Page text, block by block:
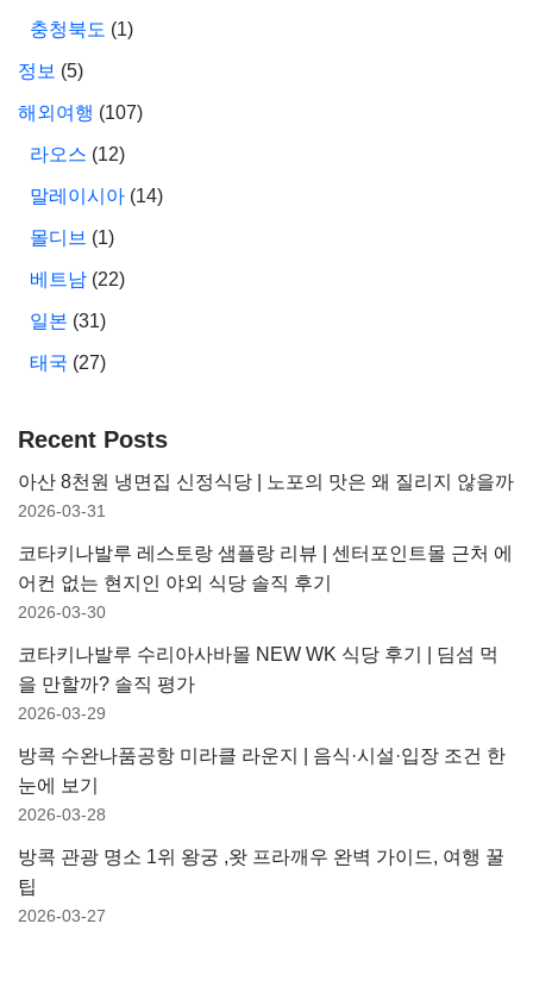
충청북도 (1)
정보 (5)
해외여행 (107)
라오스 (12)
말레이시아 (14)
몰디브 (1)
베트남 (22)
일본 (31)
태국 (27)
Recent Posts
아산 8천원 냉면집 신정식당 | 노포의 맛은 왜 질리지 않을까
2026-03-31
코타키나발루 레스토랑 샘플랑 리뷰 | 센터포인트몰 근처 에
어컨 없는 현지인 야외 식당 솔직 후기
2026-03-30
코타키나발루 수리아사바몰 NEW WK 식당 후기 | 딤섬 먹
을 만할까? 솔직 평가
2026-03-29
방콕 수완나품공항 미라클 라운지 | 음식·시설·입장 조건 한
눈에 보기
2026-03-28
방콕 관광 명소 1위 왕궁 ,왓 프라깨우 완벽 가이드, 여행 꿀
팁
2026-03-27